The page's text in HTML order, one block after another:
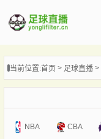
播
像
闻
当前位置:首页 足球直播
NBA CBA